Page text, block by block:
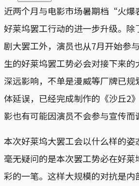
近两个月与电影市场暑期档“火
好莱坞罢工行动的进一步升级。除
剧大罢工外，演员也从7月开始参
生的好莱坞罢工势必会对接下来的
深远影响，不单是漫威等厂牌已规
体延误，已经完成制作的《沙丘2
影也有可能因演员不会参与宣传而
本次好莱坞大罢工会以什么样的姿
毫无疑问的是本次罢工势必在好莱
彩的一笔。这样大规模的对抗是